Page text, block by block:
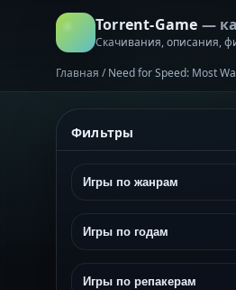
Torrent-Game —
Скачивания, описания,
Главная / Need for Speed: Most
Фильтры
Игры по жанрам
Игры по годам
Игры по репакерам